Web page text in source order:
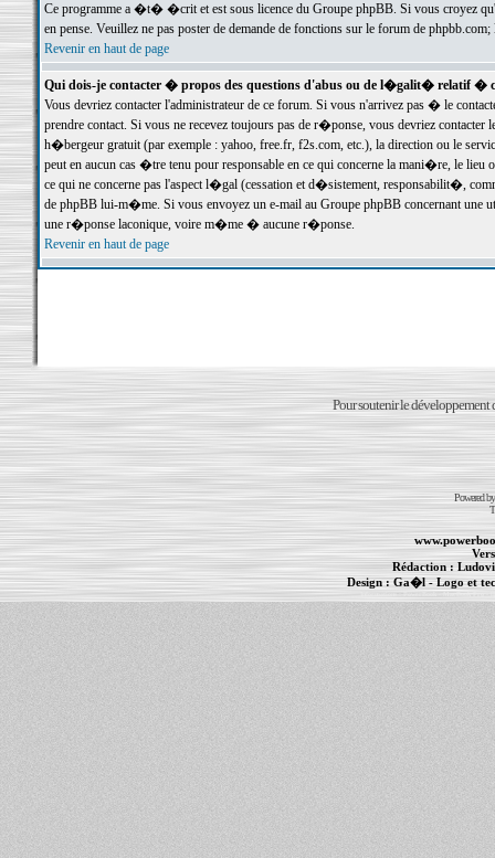
Ce programme a �t� �crit et est sous licence du Groupe phpBB. Si vous croyez
en pense. Veuillez ne pas poster de demande de fonctions sur le forum de
Revenir en haut de page
Qui dois-je contacter � propos des questions d'abus ou de l�galit� relatif �
Vous devriez contacter l'administrateur de ce forum. Si vous n'arrivez pas � le
prendre contact. Si vous ne recevez toujours pas de r�ponse, vous devriez
h�bergeur gratuit (par exemple : yahoo, free.fr, f2s.com, etc.), la direction ou le
peut en aucun cas �tre tenu pour responsable en ce qui concerne la mani�re, le
ce qui ne concerne pas l'aspect l�gal (cessation et d�sistement, responsabilit�,
de phpBB lui-m�me. Si vous envoyez un e-mail au Groupe phpBB concernant une
une r�ponse laconique, voire m�me � aucune r�ponse.
Revenir en haut de page
Pour soutenir le développement
Powered
Rédaction :
Design :Ga�l- Logo et
Informations :